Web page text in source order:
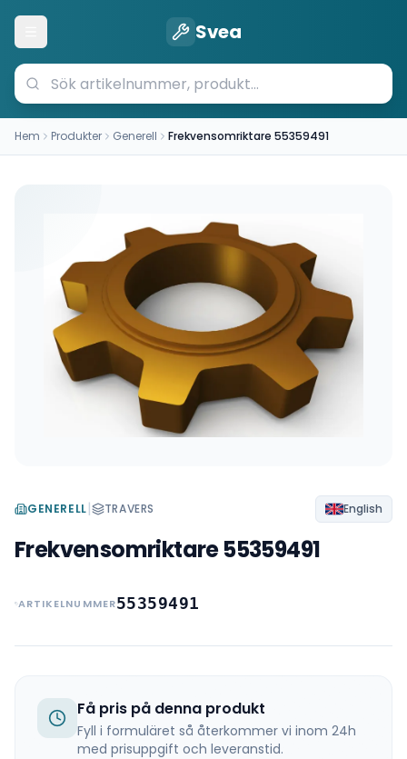
Öppna meny Svea
Hem Produkter Generell Frekvensomriktare 55359491
GENERELL| TRAVERS English
Frekvensomriktare 55359491
ARTIKELNUMMER55359491
Få pris på denna produkt
Fyll i formuläret så återkommer vi inom 24h
med prisuppgift och leveranstid.